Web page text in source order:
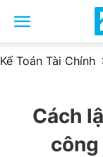
Kế Toán Tài Chính
Cách